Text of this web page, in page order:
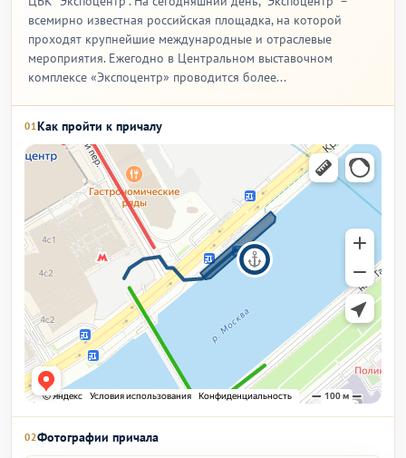
всемирно известная российская площадка, на которой
проходят крупнейшие международные и отраслевые
мероприятия. Ежегодно в Центральном выставочном
комплексе «Экспоцентр» проводится более...
01 Как пройти к причалу
02Фотографии причала